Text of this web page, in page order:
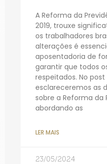
A Reforma da
2019, trouxe
os trabalhadores
alterações é
aposentadoria de
garantir que todos
respeitados. No
esclareceremos as
sobre a Reforma da
abordando as
LER MAIS
23/05/2024